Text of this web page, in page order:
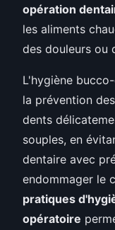
opération
les aliments
des douleurs ou
L'hygiène
la prévention
dents
souples, en
dentaire avec
endommager le
pratiques
opératoire